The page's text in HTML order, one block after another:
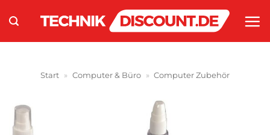
Inhalt
springen
Start » Computer & Büro » Computer Zubehör